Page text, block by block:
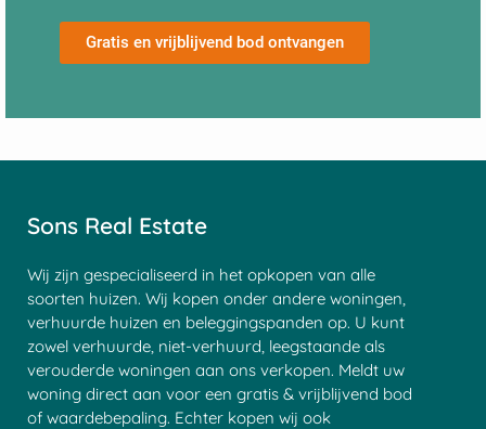
Gratis en vrijblijvend bod ontvangen
Sons Real Estate
Wij zijn gespecialiseerd in het opkopen van alle
soorten huizen. Wij kopen onder andere woningen,
verhuurde huizen en beleggingspanden op. U kunt
zowel verhuurde, niet-verhuurd, leegstaande als
verouderde woningen aan ons verkopen. Meldt uw
woning direct aan voor een gratis & vrijblijvend bod
of waardebepaling. Echter kopen wij ook